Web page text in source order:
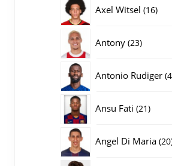
Axel Witsel 1616
Antony 2323
Antonio Rudiger
Ansu Fati 2121
Angel Di Maria 20